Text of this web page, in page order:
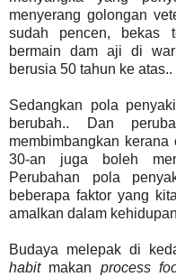
menyerang golongan
sudah pencen, bekas
bermain dam aji di
berusia 50 tahun ke atas..
Sedangkan pola
berubah.. Dan
membimbangkan
30-an juga boleh
Perubahan pola
beberapa faktor yang
amalkan dalam
Budaya melepak di
habitmakan process